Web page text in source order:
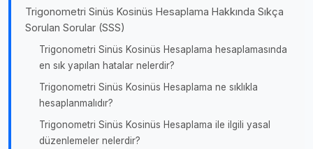
Trigonometri Sinüs Kosinüs Hesaplama Hakkında Sıkça
Sorulan Sorular (SSS)
Trigonometri Sinüs Kosinüs Hesaplama hesaplamasında
en sık yapılan hatalar nelerdir?
Trigonometri Sinüs Kosinüs Hesaplama ne sıklıkla
hesaplanmalıdır?
Trigonometri Sinüs Kosinüs Hesaplama ile ilgili yasal
düzenlemeler nelerdir?